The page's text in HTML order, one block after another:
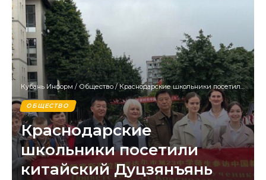
Кубань Информ /Общество /Краснодарские школьники посетили китайский Дуцзянъянь
ОБЩЕСТВО
Краснодарские
школьники посетили
китайский Дуцзянъянь